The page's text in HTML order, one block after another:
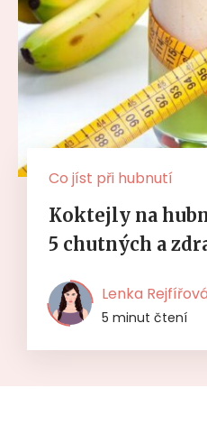
Co jíst při hubnutí
Koktejly na
5 chutných a
Lenka Rejfířová
5 minut čtení